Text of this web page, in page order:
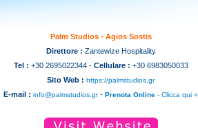
Palm Studios - Agios Sostis
Direttore : Zantewize Hospitality
Tel : +30 2695022344 - Cellulare : +30 6983050033
Sito Web : https://palmstudios.gr
E-mail : info@palmstudios.gr- Prenota Online - Clicca qui »